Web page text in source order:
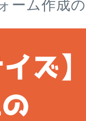
ーム作成